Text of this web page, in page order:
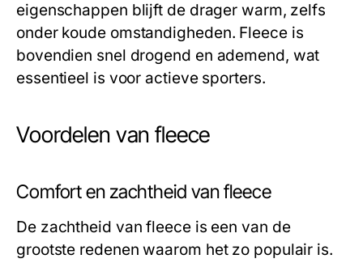
eigenschappen blijft de drager warm, zelfs
onder koude omstandigheden. Fleece is
bovendien snel drogend en ademend, wat
essentieel is voor actieve sporters.
Voordelen van fleece
Comfort en zachtheid van fleece
De zachtheid van fleece is een van de
grootste redenen waarom het zo populair is.